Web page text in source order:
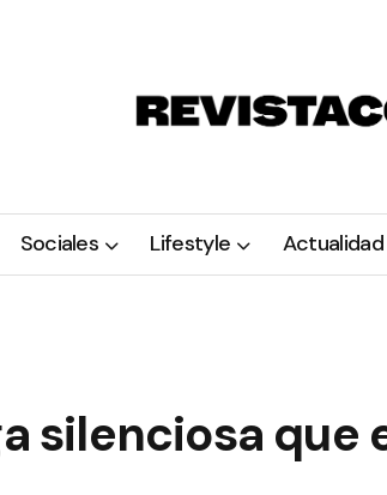
Sociales Lifestyle Actualidad
silenciosa que